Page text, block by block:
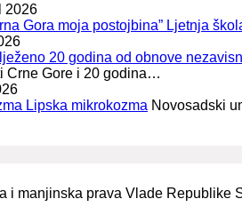
2026
Ljetnja
Crne Gore i 20 godina…
Lipska mikrokozma Novosadski